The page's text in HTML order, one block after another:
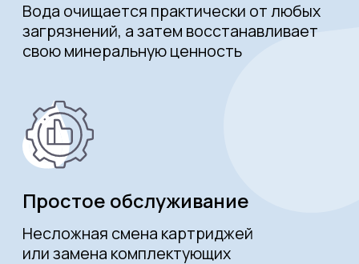
воды «Sevenaqua»
cертифицированы
по международным стандартам